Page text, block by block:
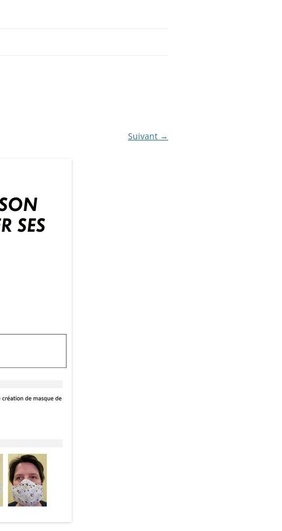
Suivant →